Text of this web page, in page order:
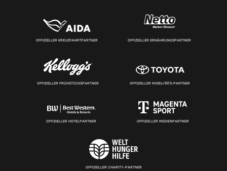
OFFIZIELLER KREUZFAHRTPARTNER OFFIZIELLER ERNÄHRUNGSPARTNER
OFFIZIELLER FRÜHSTÜCKSPARTNER OFFIZIELLER MOBILITÄTS-PARTNER
OFFIZIELLER HOTELPARTNER OFFIZIELLER MEDIENPARTNER
OFFIZIELLER CHARITY-PARTNER